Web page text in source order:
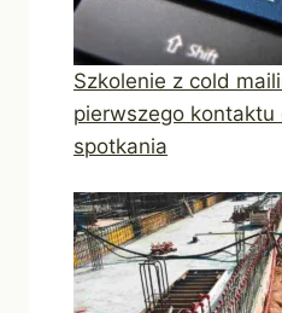
Szkolenie z cold
pierwszego kontaktu
spotkania